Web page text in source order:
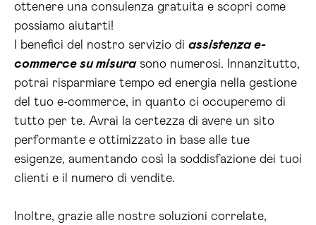
ottenere una consulenza gratuita e scopri come
possiamo aiutarti!
I benefici del nostro servizio di assistenza e-
commerce su misurasono numerosi. Innanzitutto,
potrai risparmiare tempo ed energia nella gestione
del tuo e-commerce, in quanto ci occuperemo di
tutto per te. Avrai la certezza di avere un sito
performante e ottimizzato in base alle tue
esigenze, aumentando così la soddisfazione dei tuoi
clienti e il numero di vendite.
Inoltre, grazie alle nostre soluzioni correlate,